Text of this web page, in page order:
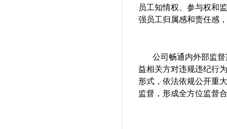
员工知情权、参与权和
强员工归属感和责任感
公司畅通内外部监
益相关方对违规违纪行
形式，依法依规公开重
监督，形成全方位监督